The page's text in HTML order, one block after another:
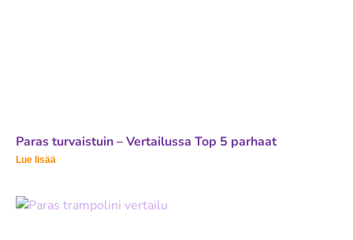
Paras turvaistuin – Vertailussa Top 5 parhaat
Lue lisää